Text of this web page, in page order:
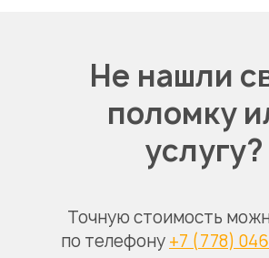
Не нашли
поломку
услугу?
Точную стоимость
по телефону +7 (778)